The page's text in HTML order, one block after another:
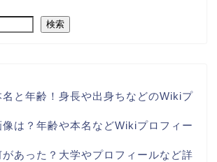
検索
名と年齢！身長や出身ちなどのWikiプ
は？年齢や本名などWikiプロフィー
あった？大学やプロフィールなど詳